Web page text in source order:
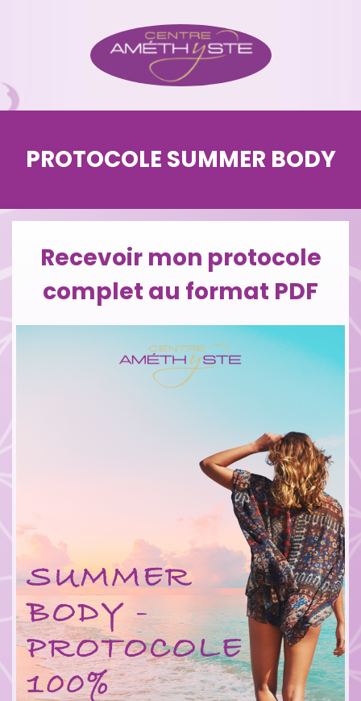
PROTOCOLE SUMMER BODY
Recevoir mon protocole
complet au format PDF